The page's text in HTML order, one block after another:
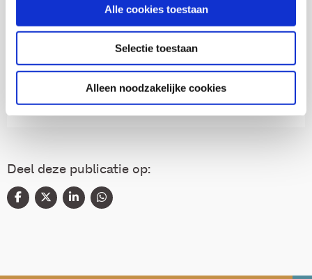
Alle cookies toestaan
Selectie toestaan
Alleen noodzakelijke cookies
Ondermijning, criminaliteit en veiligheid
Deel deze publicatie op: